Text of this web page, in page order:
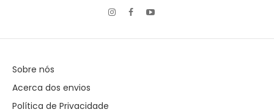
Sobre nós
Acerca dos envios
Política de Privacidade